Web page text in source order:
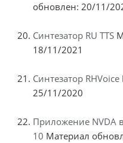
обновлен: 20/11/
Синтезатор RU TTS
18/11/2021
Синтезатор RHVoice
25/11/2020
Приложение NVDA
10 Материал